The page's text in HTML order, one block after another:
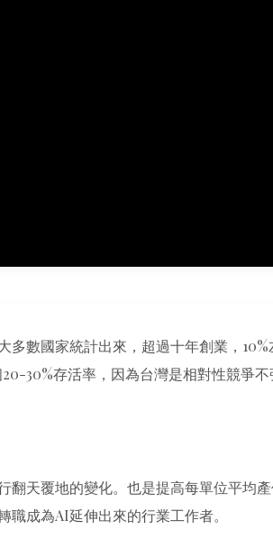
數國家統計出來，超過十年創業，
30%存活率，因為台灣是相對性競爭不
天覆地的變化。也是提高每單位平均
成為AI延伸出來的行業工作者。